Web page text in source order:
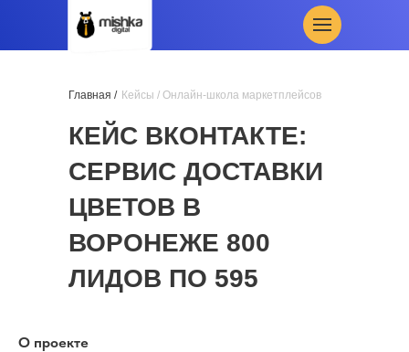
КЕЙС ВКОНТАКТЕ:
СЕРВИС ДОСТАВКИ
ЦВЕТОВ В
ВОРОНЕЖЕ 800
ЛИДОВ ПО 595
Кейсы / Онлайн-школа маркетплейсов
Главная /
О проекте